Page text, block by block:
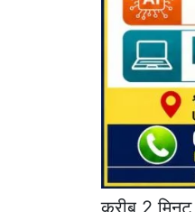
करीब 2